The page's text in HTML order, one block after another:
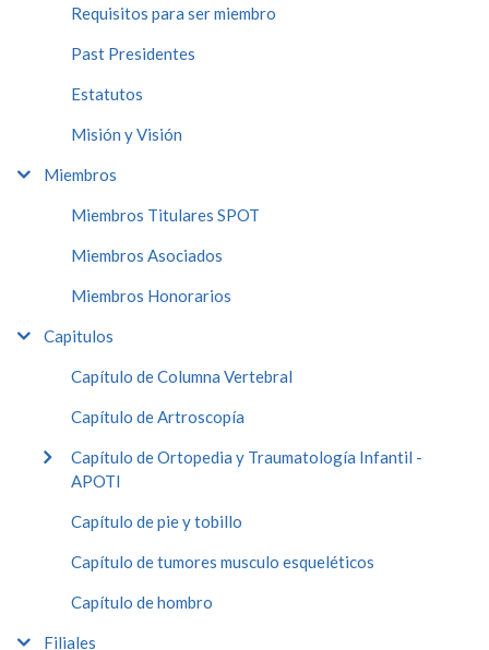
Requisitos para ser miembro
Past Presidentes
Estatutos
Misión y Visión
Miembros
Miembros Titulares SPOT
Miembros Asociados
Miembros Honorarios
Capitulos
Capítulo de Columna Vertebral
Capítulo de Artroscopía
Capítulo de Ortopedia y Traumatología Infantil -
APOTI
Capítulo de pie y tobillo
Capítulo de tumores musculo esqueléticos
Capítulo de hombro
Filiales